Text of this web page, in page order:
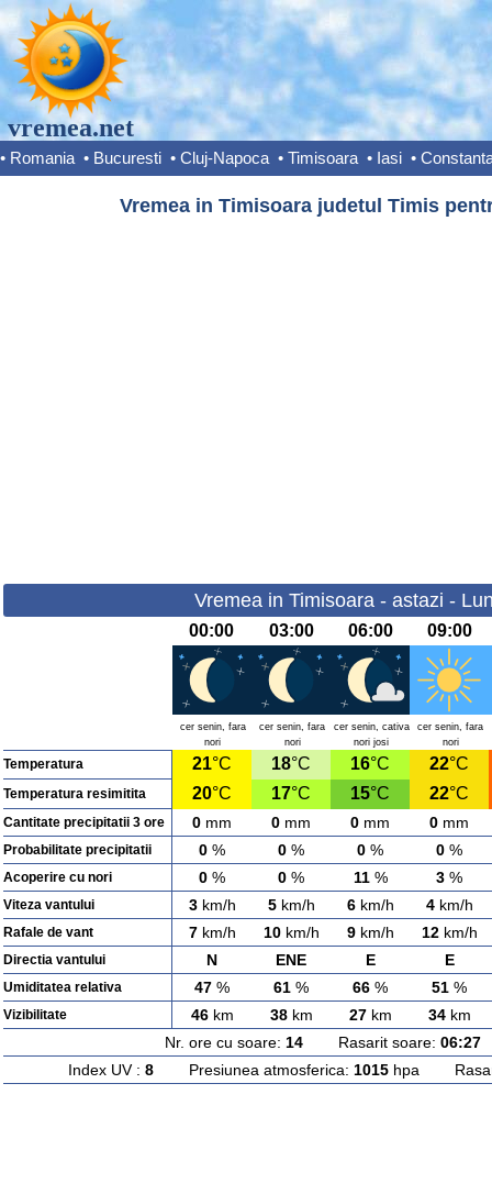
vremea.net
• Romania • Bucuresti • Cluj-Napoca • Timisoara • Iasi •
Vremea in Timisoara judetul Timis
Vremea in Timisoara - astazi -
00:00 03:00 06:00 09:00
cer senin, fara
nori
cer senin, fara
nori
cer senin, cativa
nori josi
cer senin, fara
nori
Temperatura 21°C 18°C 16°C 22°C
Temperatura resimitita 20°C 17°C 15°C 22°C
Cantitate precipitatii 3 ore 0 mm 0 mm 0 mm 0 mm
Probabilitate precipitatii 0 % 0 % 0 % 0 %
Acoperire cu nori 0 % 0 % 11% 3 %
Viteza vantului 3km/h 5km/h 6km/h 4km/h
Rafale de vant 7km/h 10km/h 9km/h 12km/h
Directia vantului N ENE E E
Umiditatea relativa 47 % 61 % 66 % 51 %
Vizibilitate 46km 38km 27km 34km
Nr. ore cu soare: 14Rasarit soare: 06:27
Index UV : 8Presiunea atmosferica: 1015hpa